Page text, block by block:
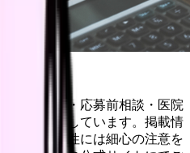
社求人通知・応募前相談・医院
線を設置しています。掲載情
事の正確性には細心の注意を